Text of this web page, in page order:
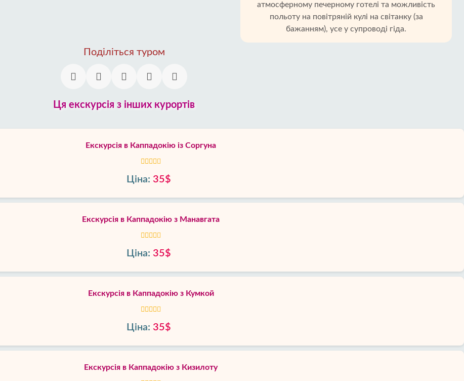
атмосферному печерному готелі та можливість
польоту на повітряній кулі на світанку (за
бажанням), усе у супроводі гіда.
Поділіться туром
Ця екскурсія з інших курортів
Екскурсія в Каппадокію із Соргуна
Ціна: 35$
Екскурсія в Каппадокію з Манавгата
Ціна: 35$
Екскурсія в Каппадокію з Кумкой
Ціна: 35$
Екскурсія в Каппадокію з Кизилоту